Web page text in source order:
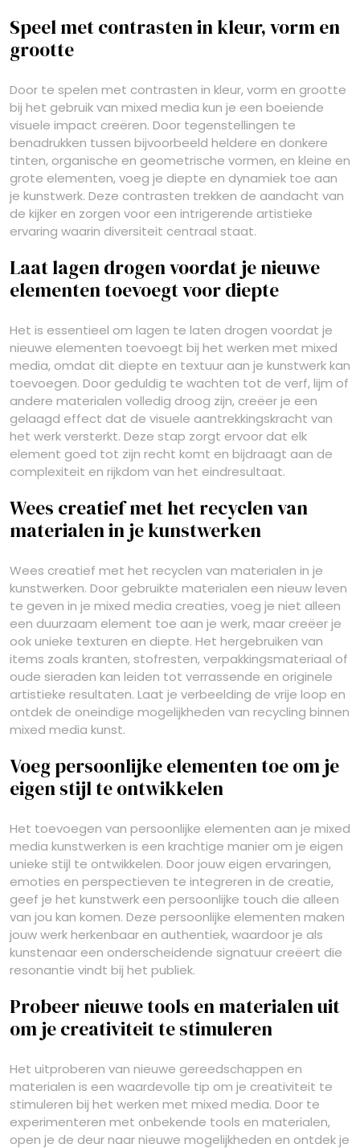
Speel met contrasten in kleur, vorm en
grootte
Door te spelen met contrasten in kleur, vorm en grootte
bij het gebruik van mixed media kun je een boeiende
visuele impact creëren. Door tegenstellingen te
benadrukken tussen bijvoorbeeld heldere en donkere
tinten, organische en geometrische vormen, en kleine en
grote elementen, voeg je diepte en dynamiek toe aan
je kunstwerk. Deze contrasten trekken de aandacht van
de kijker en zorgen voor een intrigerende artistieke
ervaring waarin diversiteit centraal staat.
Laat lagen drogen voordat je nieuwe
elementen toevoegt voor diepte
Het is essentieel om lagen te laten drogen voordat je
nieuwe elementen toevoegt bij het werken met mixed
media, omdat dit diepte en textuur aan je kunstwerk kan
toevoegen. Door geduldig te wachten tot de verf, lijm of
andere materialen volledig droog zijn, creëer je een
gelaagd effect dat de visuele aantrekkingskracht van
het werk versterkt. Deze stap zorgt ervoor dat elk
element goed tot zijn recht komt en bijdraagt aan de
complexiteit en rijkdom van het eindresultaat.
Wees creatief met het recyclen van
materialen in je kunstwerken
Wees creatief met het recyclen van materialen in je
kunstwerken. Door gebruikte materialen een nieuw leven
te geven in je mixed media creaties, voeg je niet alleen
een duurzaam element toe aan je werk, maar creëer je
ook unieke texturen en diepte. Het hergebruiken van
items zoals kranten, stofresten, verpakkingsmateriaal of
oude sieraden kan leiden tot verrassende en originele
artistieke resultaten. Laat je verbeelding de vrije loop en
ontdek de oneindige mogelijkheden van recycling binnen
mixed media kunst.
Voeg persoonlijke elementen toe om je
eigen stijl te ontwikkelen
Het toevoegen van persoonlijke elementen aan je mixed
media kunstwerken is een krachtige manier om je eigen
unieke stijl te ontwikkelen. Door jouw eigen ervaringen,
emoties en perspectieven te integreren in de creatie,
geef je het kunstwerk een persoonlijke touch die alleen
van jou kan komen. Deze persoonlijke elementen maken
jouw werk herkenbaar en authentiek, waardoor je als
kunstenaar een onderscheidende signatuur creëert die
resonantie vindt bij het publiek.
Probeer nieuwe tools en materialen uit
om je creativiteit te stimuleren
Het uitproberen van nieuwe gereedschappen en
materialen is een waardevolle tip om je creativiteit te
stimuleren bij het werken met mixed media. Door te
experimenteren met onbekende tools en materialen,
open je de deur naar nieuwe mogelijkheden en ontdek je